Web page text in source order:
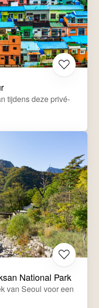
tijdens deze privé-
National Park
van Seoul voor een